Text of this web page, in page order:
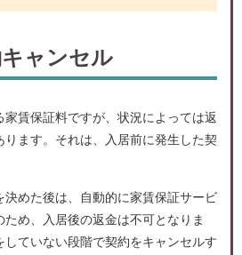
ャンセル
家賃保証料ですが、状況によっては返
ます。それは、入居前に発生した契
めた後は、自動的に家賃保証サービ
め、入居後の返金は不可となりま
ていない段階で契約をキャンセルす